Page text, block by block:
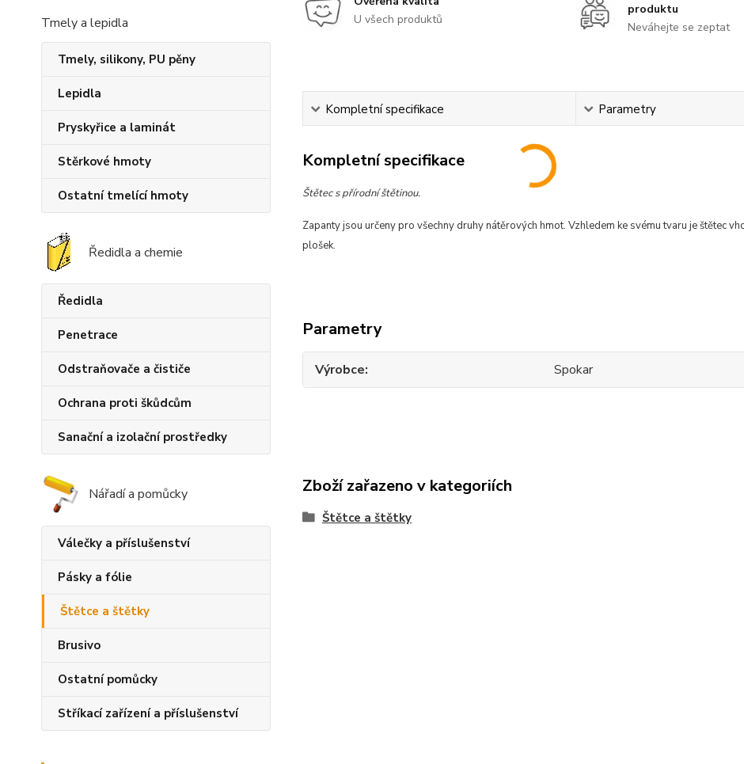
Tmely a lepidla
Tmely, silikony, PU pěny
Lepidla
Pryskyřice a laminát
Stěrkové hmoty
Ostatní tmelící hmoty
Ředidla a chemie
Ředidla
Penetrace
Odstraňovače a čističe
Ochrana proti škůdcům
Sanační a izolační prostředky
Nářadí a pomůcky
Válečky a příslušenství
Pásky a fólie
Štětce a štětky
Brusivo
Ostatní pomůcky
Stříkací zařízení a příslušenství
U všech produktů
produktu
Neváhejte se zeptat
Kompletní specifikace Parametry
Kompletní specifikace
Štětec s přírodní štětinou.
Zapanty jsou určeny pro všechny druhy nátěrových hmot. Vzhledem ke svému tvaru je štětec
plošek.
Parametry
Výrobce Spokar
Zboží zařazeno v kategoriích
Štětce a štětky